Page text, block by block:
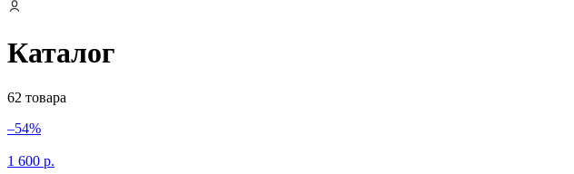
Каталог
62 товара
–54%
1 600 р.